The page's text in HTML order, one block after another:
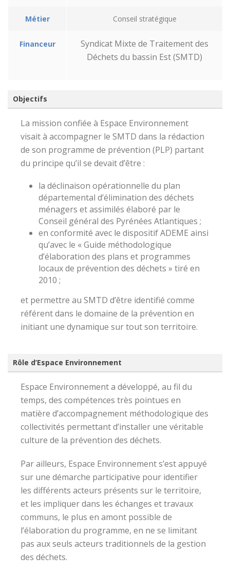
Métier Conseil stratégique
Financeur
Syndicat Mixte de Traitement des
Déchets du bassin Est (SMTD)
Objectifs
La mission confiée à Espace Environnement
visait à accompagner le SMTD dans la rédaction
de son programme de prévention (PLP) partant
du principe qu’il se devait d’être :
la déclinaison opérationnelle du plan
départemental d’élimination des déchets
ménagers et assimilés élaboré par le
Conseil général des Pyrénées Atlantiques ;
en conformité avec le dispositif ADEME ainsi
qu’avec le « Guide méthodologique
d’élaboration des plans et programmes
locaux de prévention des déchets » tiré en
2010 ;
et permettre au SMTD d’être identifié comme
référent dans le domaine de la prévention en
initiant une dynamique sur tout son territoire.
Rôle d’Espace Environnement
Espace Environnement a développé, au fil du
temps, des compétences très pointues en
matière d’accompagnement méthodologique des
collectivités permettant d’installer une véritable
culture de la prévention des déchets.
Par ailleurs, Espace Environnement s’est appuyé
sur une démarche participative pour identifier
les différents acteurs présents sur le territoire,
et les impliquer dans les échanges et travaux
communs, le plus en amont possible de
l’élaboration du programme, en ne se limitant
pas aux seuls acteurs traditionnels de la gestion
des déchets.